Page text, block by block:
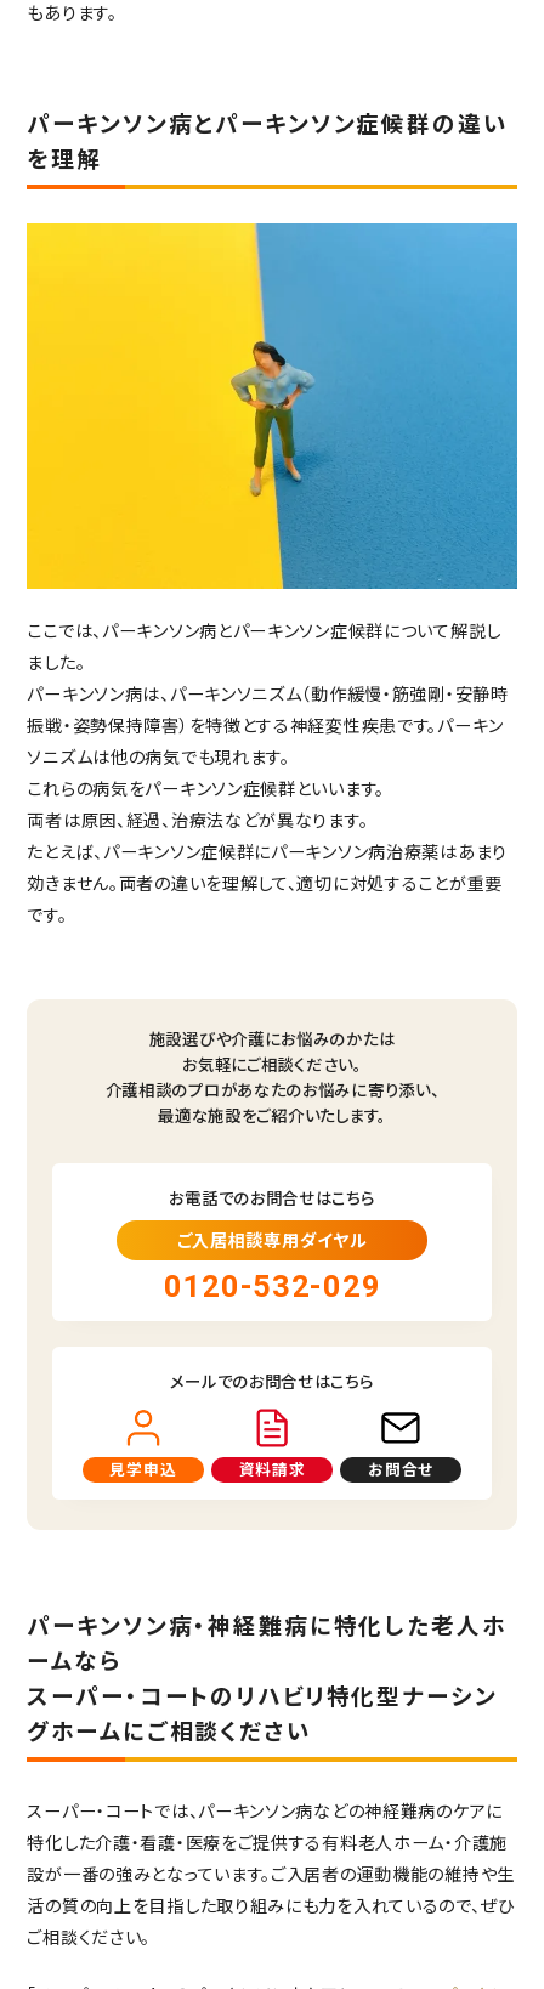
もあります。
パーキンソン病とパーキンソン症候群の違い
を理解
ここでは、パーキンソン病とパーキンソン症候群について解説し
ました。
パーキンソン病は、パーキンソニズム（動作緩慢・筋強剛・安静時
振戦・姿勢保持障害）を特徴とする神経変性疾患です。パーキン
ソニズムは他の病気でも現れます。
これらの病気をパーキンソン症候群といいます。
両者は原因、経過、治療法などが異なります。
たとえば、パーキンソン症候群にパーキンソン病治療薬はあまり
効きません。両者の違いを理解して、適切に対処することが重要
です。
施設選びや介護にお悩みのかたは
お気軽にご相談ください。
介護相談のプロがあなたのお悩みに寄り添い、
最適な施設をご紹介いたします。
お電話でのお問合せはこちら
ご入居相談専用ダイヤル
0120-532-029
メールでのお問合せはこちら
見学申込 資料請求 お問合せ
パーキンソン病・神経難病に特化した老人ホ
ームなら
スーパー・コートのリハビリ特化型ナーシン
グホームにご相談ください
スーパー・コートでは、パーキンソン病などの神経難病のケアに
特化した介護・看護・医療をご提供する有料老人ホーム・介護施
設が一番の強みとなっています。ご入居者の運動機能の維持や生
活の質の向上を目指した取り組みにも力を入れているので、ぜひ
ご相談ください。